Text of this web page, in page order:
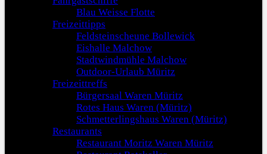
Blau Weisse Flotte
Freizeittipps
Feldsteinscheune Bollewick
Eishalle Malchow
Stadtwindmühle Malchow
Outdoor-Urlaub Müritz
Freizeittreffs
Bürgersaal Waren Müritz
Rotes Haus Waren (Müritz)
Schmetterlingshaus Waren (Müritz)
Restaurants
Restaurant Moritz Waren Müritz